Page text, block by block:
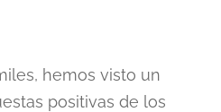
hemos visto un
positivas de los